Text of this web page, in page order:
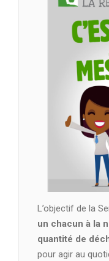
L’objectif de la
un chacun à la
quantité de
pour agir au